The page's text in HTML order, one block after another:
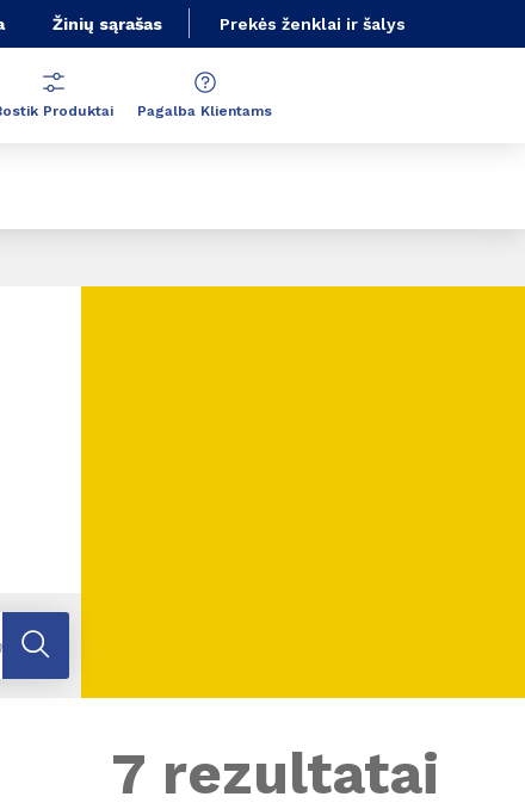
Žinių sąrašas Prekės ženklai ir šalys
Produktai Pagalba Klientams
7 rezultatai